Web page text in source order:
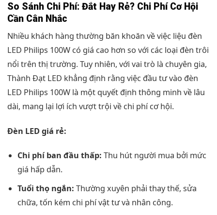
So Sánh Chi Phí: Đắt Hay Rẻ? Chi Phí Cơ Hội
Cần Cân Nhắc
Nhiều khách hàng thường băn khoăn về việc liệu đèn
LED Philips 100W có giá cao hơn so với các loại đèn trôi
nổi trên thị trường. Tuy nhiên, với vai trò là chuyên gia,
Thành Đạt LED khẳng định rằng việc đầu tư vào đèn
LED Philips 100W là một quyết định thông minh về lâu
dài, mang lại lợi ích vượt trội về chi phí cơ hội.
Đèn LED giá rẻ:
Chi phí ban đầu thấp: Thu hút người mua bởi mức
giá hấp dẫn.
Tuổi thọ ngắn: Thường xuyên phải thay thế, sửa
chữa, tốn kém chi phí vật tư và nhân công.